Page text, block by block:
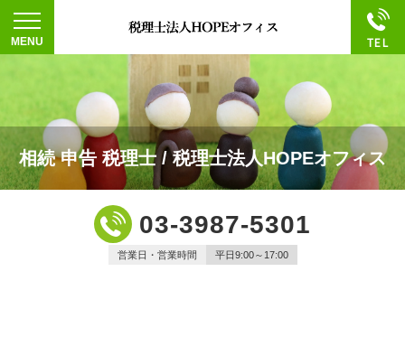
相続 申告 税理士 / 税理士法人HOPEオフィス
03-3987-5301
営業日・営業時間 平日9:00～17:00